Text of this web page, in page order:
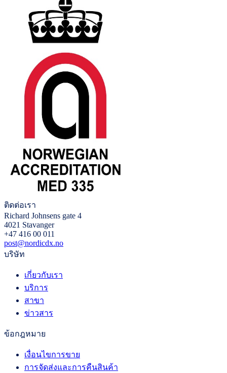
ติดต่อเรา
Richard Johnsens gate 4
4021 Stavanger
+47 416 00 011
post@nordicdx.no
บริษัท
เกี่ยวกับเรา
บริการ
สาขา
ข่าวสาร
ข้อกฎหมาย
เงื่อนไขการขาย
การจัดส่งและการคืนสินค้า